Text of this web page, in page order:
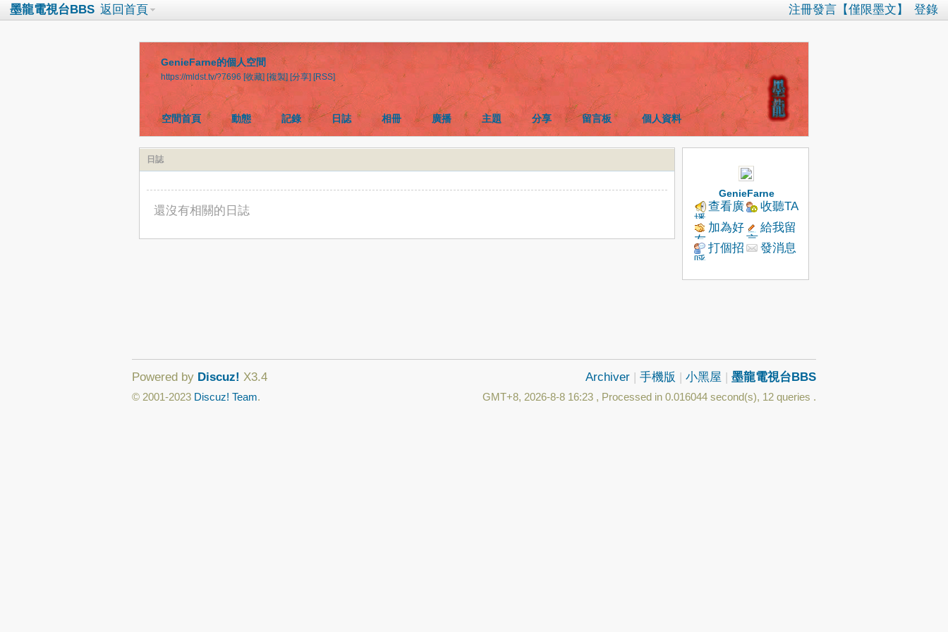
注冊發言【僅限墨文】 登錄
墨龍電視台BBS 返回首頁
GenieFarne的個人空間
https://mldst.tv/?7696 [收藏] [複製] [分享] [RSS]
空間首頁 動態 記錄 日誌 相冊 廣播 主題 分享 留言板 個人資料
日誌
還沒有相關的日誌
GenieFarne
查看廣
播
收聽TA
加為好
友
給我留
言
打個招
呼
發消息
Archiver | 手機版 | 小黑屋 | 墨龍電視台BBS
GMT+8, 2026-8-8 16:23 , Processed in 0.016044 second(s), 12 queries .
Powered by Discuz! X3.4
© 2001-2023 Discuz! Team.